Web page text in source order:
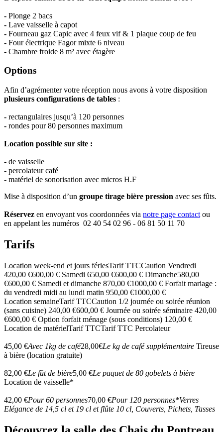
- Plonge 2 bacs
- Lave vaisselle à capot
- Fourneau gaz Capic avec 4 feux vif & 1 plaque coup de feu
- Four électrique Fagor mixte 6 niveau
- Chambre froide 8 m² avec étagère
Options
Afin d’agrémenter votre réception nous avons à votre disposition
plusieurs configurations de tables :
- rectangulaires jusqu’à 120 personnes
- rondes pour 80 personnes maximum
Location possible sur site :
- de vaisselle
- percolateur café
- matériel de sonorisation avec micros H.F
Mise à disposition d’un groupe tirage bière pression avec ses fûts.
Réservez en envoyant vos coordonnées via notre page contact ou
en appelant les numéros 02 40 54 02 96 - 06 81 50 11 70
Tarifs
Location week-end et jours fériesTarif TTCCaution Vendredi
420,00 €600,00 € Samedi 650,00 €600,00 € Dimanche580,00
€600,00 € Samedi et dimanche 870,00 €1000,00 € Forfait mariage :
du vendredi midi au lundi matin 950,00 €1000,00 €
Location semaineTarif TTCCaution 1/2 journée ou soirée réunion
(sans cuisine) 240,00 €600,00 € Journée ou soirée séminaire 420,00
€600,00 € Option forfait ménage (sous conditions) 120,00 €
Location de matérielTarif TTCTarif TTC Percolateur
45,00 €Avec 1kg de café28,00€Le kg de café supplémentaire Tireuse
à bière (location gratuite)
82,00 €Le fût de bière5,00 €Le paquet de 80 gobelets à bière
Location de vaisselle*
42,00 €Pour 60 personnes70,00 €Pour 120 personnes*Verres
Elégance de 14,5 cl et 19 cl et flûte 10 cl, Couverts, Pichets, Tasses